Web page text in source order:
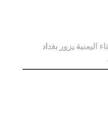
اليمنية يزور بغداد